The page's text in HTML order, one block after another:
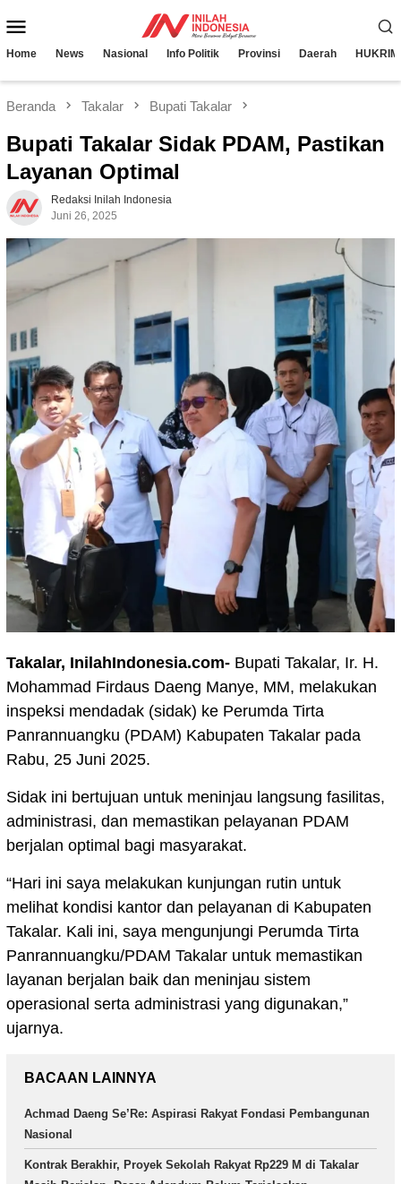
ke
Mobile
Home News Nasional Info Politik Provinsi Daerah HUKRIM
Beranda Takalar Bupati Takalar
Bupati Takalar Sidak PDAM, Pastikan
Layanan Optimal
Redaksi Inilah Indonesia
Juni 26, 2025
Takalar, InilahIndonesia.com- Bupati Takalar, Ir. H.
Mohammad Firdaus Daeng Manye, MM, melakukan
inspeksi mendadak (sidak) ke Perumda Tirta
Panrannuangku (PDAM) Kabupaten Takalar pada
Rabu, 25 Juni 2025.
Sidak ini bertujuan untuk meninjau langsung fasilitas,
administrasi, dan memastikan pelayanan PDAM
berjalan optimal bagi masyarakat.
“Hari ini saya melakukan kunjungan rutin untuk
melihat kondisi kantor dan pelayanan di Kabupaten
Takalar. Kali ini, saya mengunjungi Perumda Tirta
Panrannuangku/PDAM Takalar untuk memastikan
layanan berjalan baik dan meninjau sistem
operasional serta administrasi yang digunakan,”
ujarnya.
BACAAN LAINNYA
Achmad Daeng Se’Re: Aspirasi Rakyat Fondasi Pembangunan
Nasional
Kontrak Berakhir, Proyek Sekolah Rakyat Rp229 M di Takalar